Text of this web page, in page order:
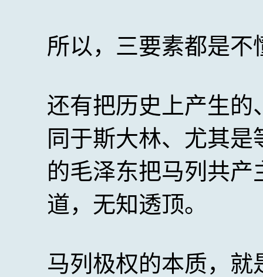
所以，三要素都是不
还有把历史上产生
同于斯大林、尤其
的毛泽东把马列共
道，无知透顶。
马列极权的本质，